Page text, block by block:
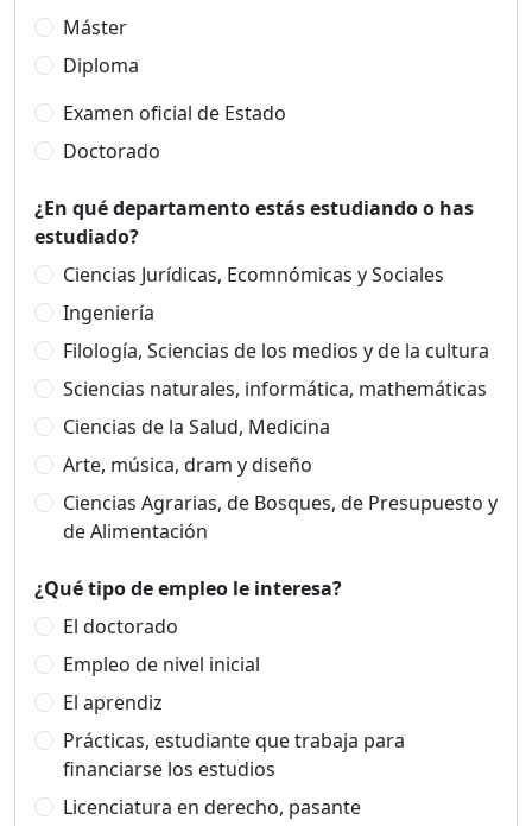
Máster
Diploma
Examen oficial de Estado
Doctorado
¿En qué departamento estás estudiando o has
estudiado?
Ciencias Jurídicas, Ecomnómicas y Sociales
Ingeniería
Filología, Sciencias de los medios y de la cultura
Sciencias naturales, informática, mathemáticas
Ciencias de la Salud, Medicina
Arte, música, dram y diseño
Ciencias Agrarias, de Bosques, de Presupuesto y
de Alimentación
¿Qué tipo de empleo le interesa?
El doctorado
Empleo de nivel inicial
El aprendiz
Prácticas, estudiante que trabaja para
financiarse los estudios
Licenciatura en derecho, pasante